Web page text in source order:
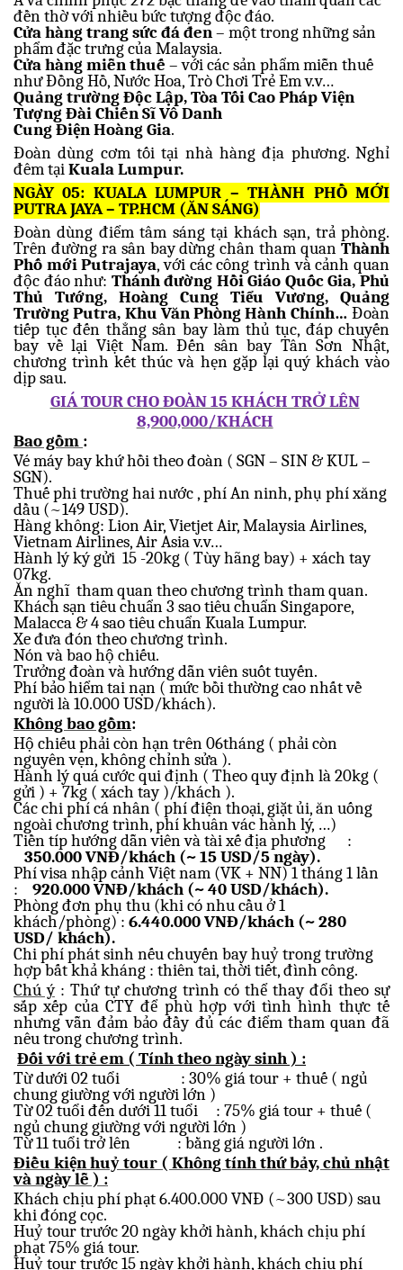
đền thờ với nhiều bức tượng độc đáo.
Cửa hàng trang sức đá đen– một trong những sản
phẩm đặc trưng của Malaysia.
Cửa hàng miễn thuế – với các sản phẩm miễn thuế
như Đồng Hồ, Nước Hoa, Trò Chơi Trẻ Em v.v…
Quảng trường Độc Lập, Tòa Tối Cao Pháp Viện
Tượng Đài Chiến Sĩ Vô Danh
Cung Điện Hoàng Gia.
Đoàn dùng cơm tối tại nhà hàng địa phương. Nghỉ
đêm tạiKuala Lumpur.
NGÀY 05: KUALA LUMPUR – THÀNH PHỒ MỚI
PUTRA JAYA – TP.HCM (ĂN SÁNG)
Đoàn dùng điểm tâm sáng tại khách sạn, trả phòng.
Trên đường ra sân bay dừng chân tham quan Thành
Phố mới Putrajaya, với các công trình và cảnh quan
độc đáo như: Thánh đường Hồi Giáo Quốc Gia, Phủ
Thủ Tướng, Hoàng Cung Tiểu Vương, Quảng
Trường Putra, Khu Văn Phòng Hành Chính… Đoàn
tiếp tục đến thẳng sân bay làm thủ tục, đáp chuyến
bay về lại Việt Nam. Đến sân bay Tân Sơn Nhật,
chương trình kết thúc và hẹn gặp lại quý khách vào
dịp sau.
GIÁ TOUR CHO ĐOÀN 15 KHÁCH TRỞ LÊN
8,900,000/KHÁCH
Bao gồm :
Vé máy bay khứ hồi theo đoàn ( SGN – SIN & KUL –
SGN).
Thuế phi trường hai nước , phí An ninh, phụ phí xăng
dầu (~149 USD).
Hàng không: Lion Air, Vietjet Air, Malaysia Airlines,
Vietnam Airlines, Air Asia v.v…
Hành lý ký gửi 15 -20kg ( Tùy hãng bay) + xách tay
07kg.
Ăn nghĩ tham quan theo chương trình tham quan.
Khách sạn tiêu chuẩn 3 sao tiêu chuẩn Singapore,
Malacca & 4 sao tiêu chuẩn Kuala Lumpur.
Xe đưa đón theo chương trình.
Nón và bao hộ chiếu.
Trưởng đoàn và hướng dẫn viên suốt tuyến.
Phí bảo hiểm tai nạn ( mức bồi thường cao nhất về
người là10.000 USD/khách).
Không bao gồm:
Hộ chiếu phải còn hạn trên 06tháng ( phải còn
nguyên vẹn, không chỉnh sửa ).
Hành lý quá cước qui định ( Theo quy định là 20kg (
gửi ) + 7kg ( xách tay )/khách ).
Các chi phí cá nhân ( phí điện thoại, giặt ủi, ăn uống
ngoài chương trình, phí khuân vác hành lý, …)
Tiền típ hướng dẫn viên và tài xế địa phương
:
350.000 VNĐ/khách (~ 15 USD/5 ngày).
Phí visa nhập cảnh Việt nam (VK + NN) 1 tháng 1 lần
:
920.000 VNĐ/khách (~ 40 USD/khách).
Phòng đơn phụ thu (khi có nhu cầu ở 1
khách/phòng) : 6.440.000 VNĐ/khách (~ 280
USD/ khách).
Chi phí phát sinh nếu chuyến bay huỷ trong trường
hợp bất khả kháng : thiên tai, thời tiết, đình công.
Chú ý: Thứ tự chương trình có thể thay đổi theo sự
sắp xếp của CTY để phù hợp với tình hình thực tế
nhưng vẫn đảm bảo đầy đủ các điểm tham quan đã
nêu trong chương trình.
Đối với trẻ em ( Tính theo ngày sinh ) :
Từ dưới 02 tuổi
: 30% giá tour + thuế ( ngủ
chung giường với người lớn )
Từ 02 tuổi đến dưới 11 tuổi
: 75% giá tour + thuế (
ngủ chung giường với người lớn )
Từ 11 tuổi trở lên
: bằng giá người lớn .
Điều kiện huỷ tour ( Không tính thứ bảy, chủ nhật
và ngày lễ ) :
Khách chịu phí phạt 6.400.000 VNĐ (~300 USD) sau
khi đóng cọc.
Huỷ tour trước 20 ngày khởi hành, khách chịu phí
phạt 75% giá tour.
Huỷ tour trước 15 ngày khởi hành, khách chịu phí